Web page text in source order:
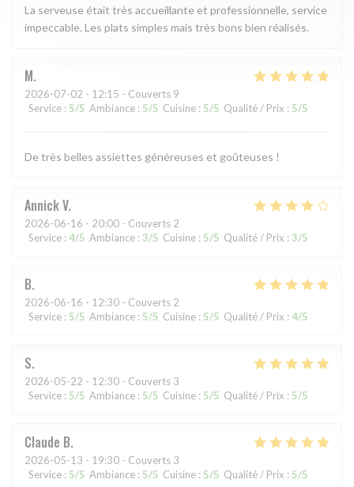
La serveuse était très accueillante et professionnelle, service
impeccable. Les plats simples mais très bons bien réalisés.
M
2026-07-02 - 12:15 - Couverts 9
Service : 5/5 Ambiance : 5/5 Cuisine : 5/5 Qualité / Prix : 5/5
De très belles assiettes généreuses et goûteuses !
AnnickV
2026-06-16 - 20:00 - Couverts 2
Service : 4/5 Ambiance : 3/5 Cuisine : 5/5 Qualité / Prix : 3/5
B
2026-06-16 - 12:30 - Couverts 2
Service : 5/5 Ambiance : 5/5 Cuisine : 5/5 Qualité / Prix : 4/5
S
2026-05-22 - 12:30 - Couverts 3
Service : 5/5 Ambiance : 5/5 Cuisine : 5/5 Qualité / Prix : 5/5
Claude B
2026-05-13 - 19:30 - Couverts 3
Service : 5/5 Ambiance : 5/5 Cuisine : 5/5 Qualité / Prix : 5/5